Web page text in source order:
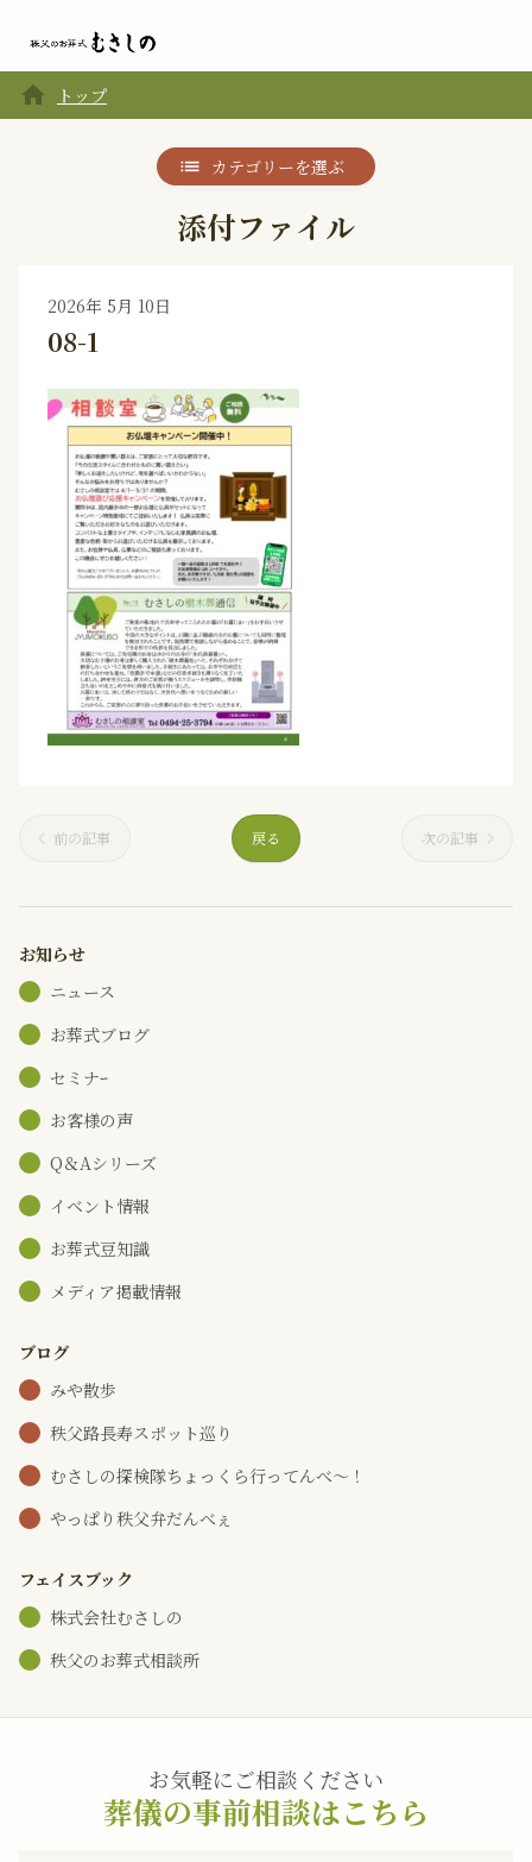
home トップ
カテゴリーを選ぶ
添付ファイル
2026年 5月 10日
08-1
前の記事 戻る 次の記事
お知らせ
ニュース
お葬式ブログ
セミナｰ
お客様の声
Q＆Aシリーズ
イベント情報
お葬式豆知識
メディア掲載情報
ブログ
みや散歩
秩父路長寿スポット巡り
むさしの探検隊ちょっくら行ってんべ～！
やっぱり秩父弁だんべぇ
フェイスブック
株式会社むさしの
秩父のお葬式相談所
お気軽にご相談ください
葬儀の事前相談はこちら